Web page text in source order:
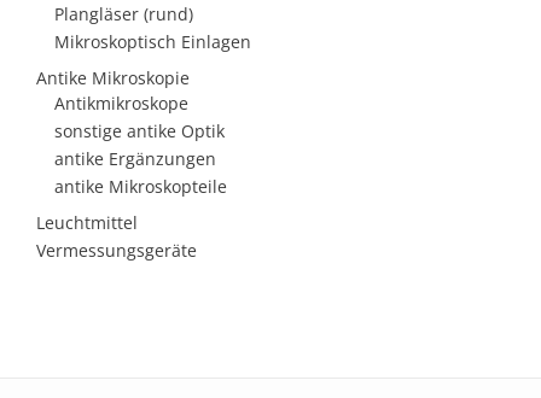
Plangläser (rund)
Mikroskoptisch Einlagen
Antike Mikroskopie
Antikmikroskope
sonstige antike Optik
antike Ergänzungen
antike Mikroskopteile
Leuchtmittel
Vermessungsgeräte